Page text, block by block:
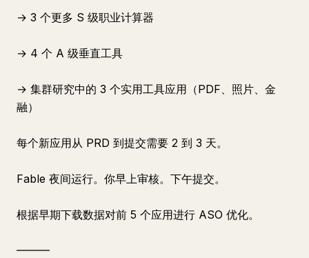
→ 3 个更多 S 级职业计算器
→ 4 个 A 级垂直工具
→ 集群研究中的 3 个实用工具应用（PDF、照片、金
融）
每个新应用从 PRD 到提交需要 2 到 3 天。
Fable 夜间运行。你早上审核。下午提交。
根据早期下载数据对前 5 个应用进行 ASO 优化。
━━━